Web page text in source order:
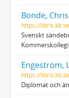
Bonde,
https://
Svenskt
Engeström,
https://
Diplomat och